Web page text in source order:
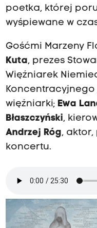
poetka, której
wyśpiewane w
Gośćmi Marzeny
Kuta, prezes
Więźniarek
Koncentracyjnego
więźniarki; Ewa
Błaszczyński,
Andrzej Róg, aktor,
koncertu.